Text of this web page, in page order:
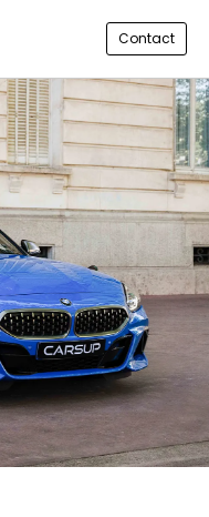
Contact